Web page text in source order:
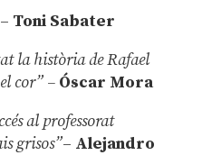
– Toni Sabater
la història de Rafael
cor” –Óscar Mora
al professorat
grisos”– Alejandro